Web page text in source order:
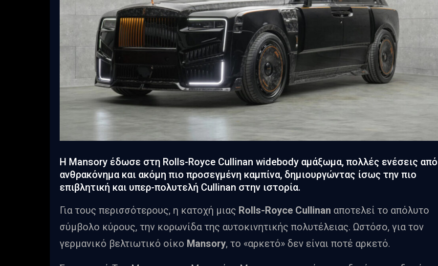
H Mansory έδωσε στη Rolls-Royce Cullinan widebody αμάξωμα, πολλές ενέσεις από
ανθρακόνημα και ακόμη πιο προσεγμένη καμπίνα, δημιουργώντας ίσως την πιο
επιβλητική και υπερ-πολυτελή Cullinan στην ιστορία.
Για τους περισσότερους, η κατοχή μιας Rolls-Royce Cullinan αποτελεί το απόλυτο
σύμβολο κύρους, την κορωνίδα της αυτοκινητικής πολυτέλειας. Ωστόσο, για τον
γερμανικό βελτιωτικό οίκο Mansory, το «αρκετό» δεν είναι ποτέ αρκετό.